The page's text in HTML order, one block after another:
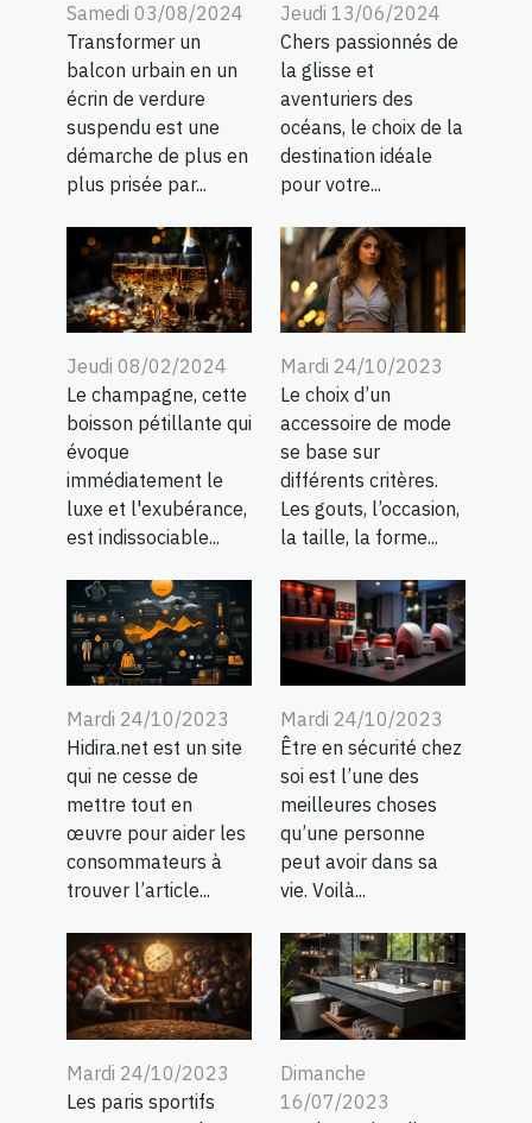
Samedi 03/08/2024
Transformer un
balcon urbain en un
écrin de verdure
suspendu est une
démarche de plus en
plus prisée par...
Jeudi 13/06/2024
Chers passionnés de
la glisse et
aventuriers des
océans, le choix de la
destination idéale
pour votre...
Jeudi 08/02/2024
Le champagne, cette
boisson pétillante qui
évoque
immédiatement le
luxe et l'exubérance,
est indissociable...
Mardi 24/10/2023
Le choix d’un
accessoire de mode
se base sur
différents critères.
Les gouts, l’occasion,
la taille, la forme...
Mardi 24/10/2023
Hidira.net est un site
qui ne cesse de
mettre tout en
œuvre pour aider les
consommateurs à
trouver l’article...
Mardi 24/10/2023
Être en sécurité chez
soi est l’une des
meilleures choses
qu’une personne
peut avoir dans sa
vie. Voilà...
Mardi 24/10/2023
Les paris sportifs
Dimanche
16/07/2023